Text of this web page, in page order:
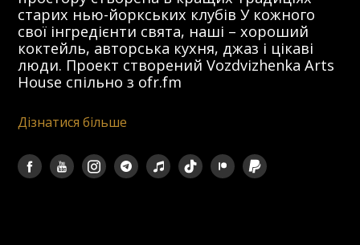
старих нью-йоркських клубів У кожного
свої інгредієнти свята, наші – хороший
коктейль, авторська кухня, джаз і цікаві
люди. Проект створений Vozdvizhenka Arts
House спільно з ofr.fm
Дізнатися більше